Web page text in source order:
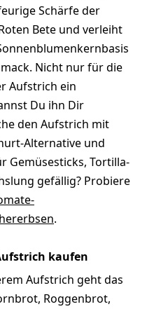
Schärfe der
Bete und verleiht
Nicht nur für die
Aufstrich ein
Du ihn Dir
den Aufstrich mit
Alternative und
Gemüsesticks, Tortilla-
gefällig? Probiere
.
kaufen
Aufstrich geht das
Roggenbrot,